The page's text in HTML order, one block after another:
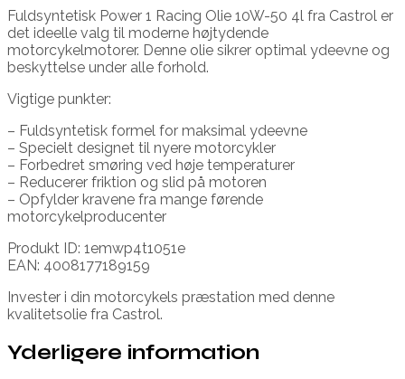
Fuldsyntetisk Power 1 Racing Olie 10W-50 4l fra Castrol er
det ideelle valg til moderne højtydende
motorcykelmotorer. Denne olie sikrer optimal ydeevne og
beskyttelse under alle forhold.
Vigtige punkter:
– Fuldsyntetisk formel for maksimal ydeevne
– Specielt designet til nyere motorcykler
– Forbedret smøring ved høje temperaturer
– Reducerer friktion og slid på motoren
– Opfylder kravene fra mange førende
motorcykelproducenter
Produkt ID: 1emwp4t1051e
EAN: 4008177189159
Invester i din motorcykels præstation med denne
kvalitetsolie fra Castrol.
Yderligere information